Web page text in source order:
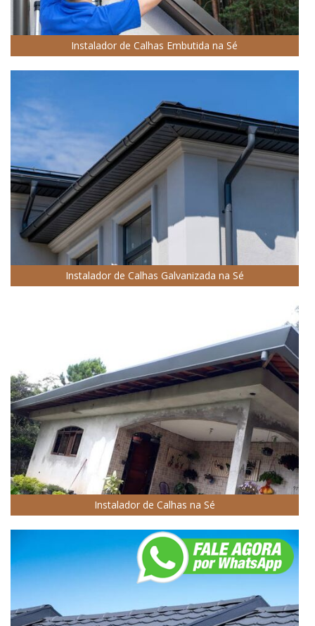
Instalador de Calhas Embutida na Sé
Instalador de Calhas Galvanizada na Sé
Instalador de Calhas na Sé